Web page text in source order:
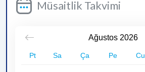
Müsaitlik Takvimi
Ağustos 2026
Pt Sa Ça Pe Cu